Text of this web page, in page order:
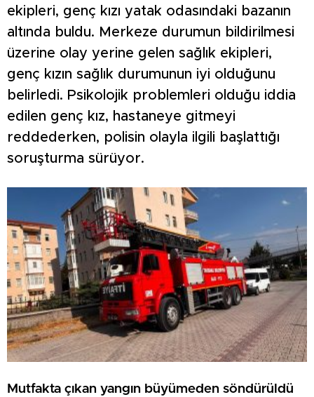
ekipleri, genç kızı yatak odasındaki bazanın
altında buldu. Merkeze durumun bildirilmesi
üzerine olay yerine gelen sağlık ekipleri,
genç kızın sağlık durumunun iyi olduğunu
belirledi. Psikolojik problemleri olduğu iddia
edilen genç kız, hastaneye gitmeyi
reddederken, polisin olayla ilgili başlattığı
soruşturma sürüyor.
Mutfakta çıkan yangın büyümeden söndürüldü